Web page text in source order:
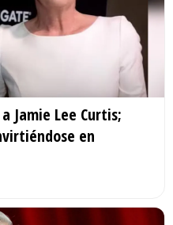
Jamie Lee Curtis;
en